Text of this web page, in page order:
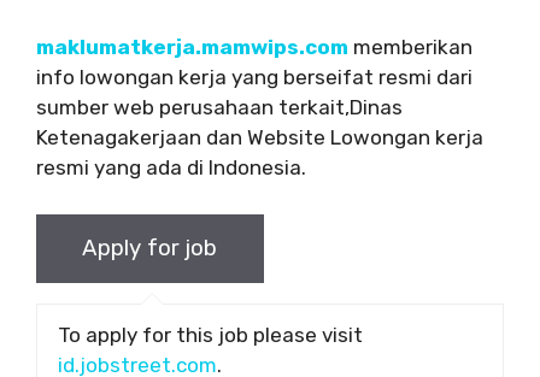
maklumatkerja.mamwips.com memberikan
info lowongan kerja yang berseifat resmi dari
sumber web perusahaan terkait,Dinas
Ketenagakerjaan dan Website Lowongan kerja
resmi yang ada di Indonesia.
To apply for this job please visit
id.jobstreet.com.